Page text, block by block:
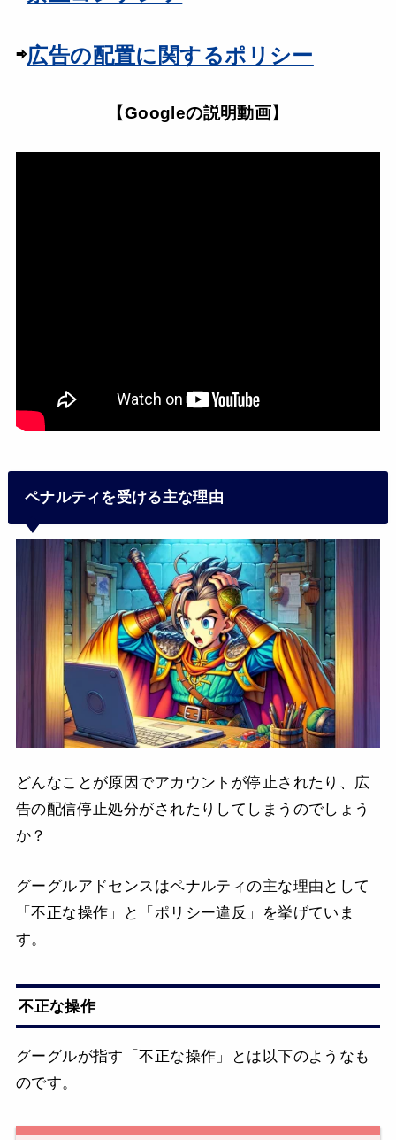
⇨広告の配置に関するポリシー
【Googleの説明動画】
ペナルティを受ける主な理由
どんなことが原因でアカウントが停止されたり、広
告の配信停止処分がされたりしてしまうのでしょう
か？
グーグルアドセンスはペナルティの主な理由として
「不正な操作」と「ポリシー違反」を挙げていま
す。
不正な操作
グーグルが指す「不正な操作」とは以下のようなも
のです。